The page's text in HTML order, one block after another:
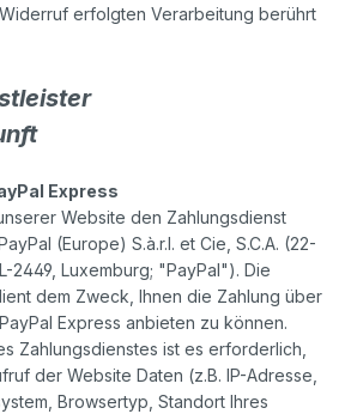
erfolgten Verarbeitung berührt
Express
Website den Zahlungsdienst
(Europe) S.à.r.l. et Cie, S.C.A. (22-
2449, Luxemburg; "PayPal"). Die
dem Zweck, Ihnen die Zahlung über
Express anbieten zu können.
Zahlungsdienstes ist es erforderlich,
der Website Daten (z.B. IP-Adresse,
Browsertyp, Standort Ihres